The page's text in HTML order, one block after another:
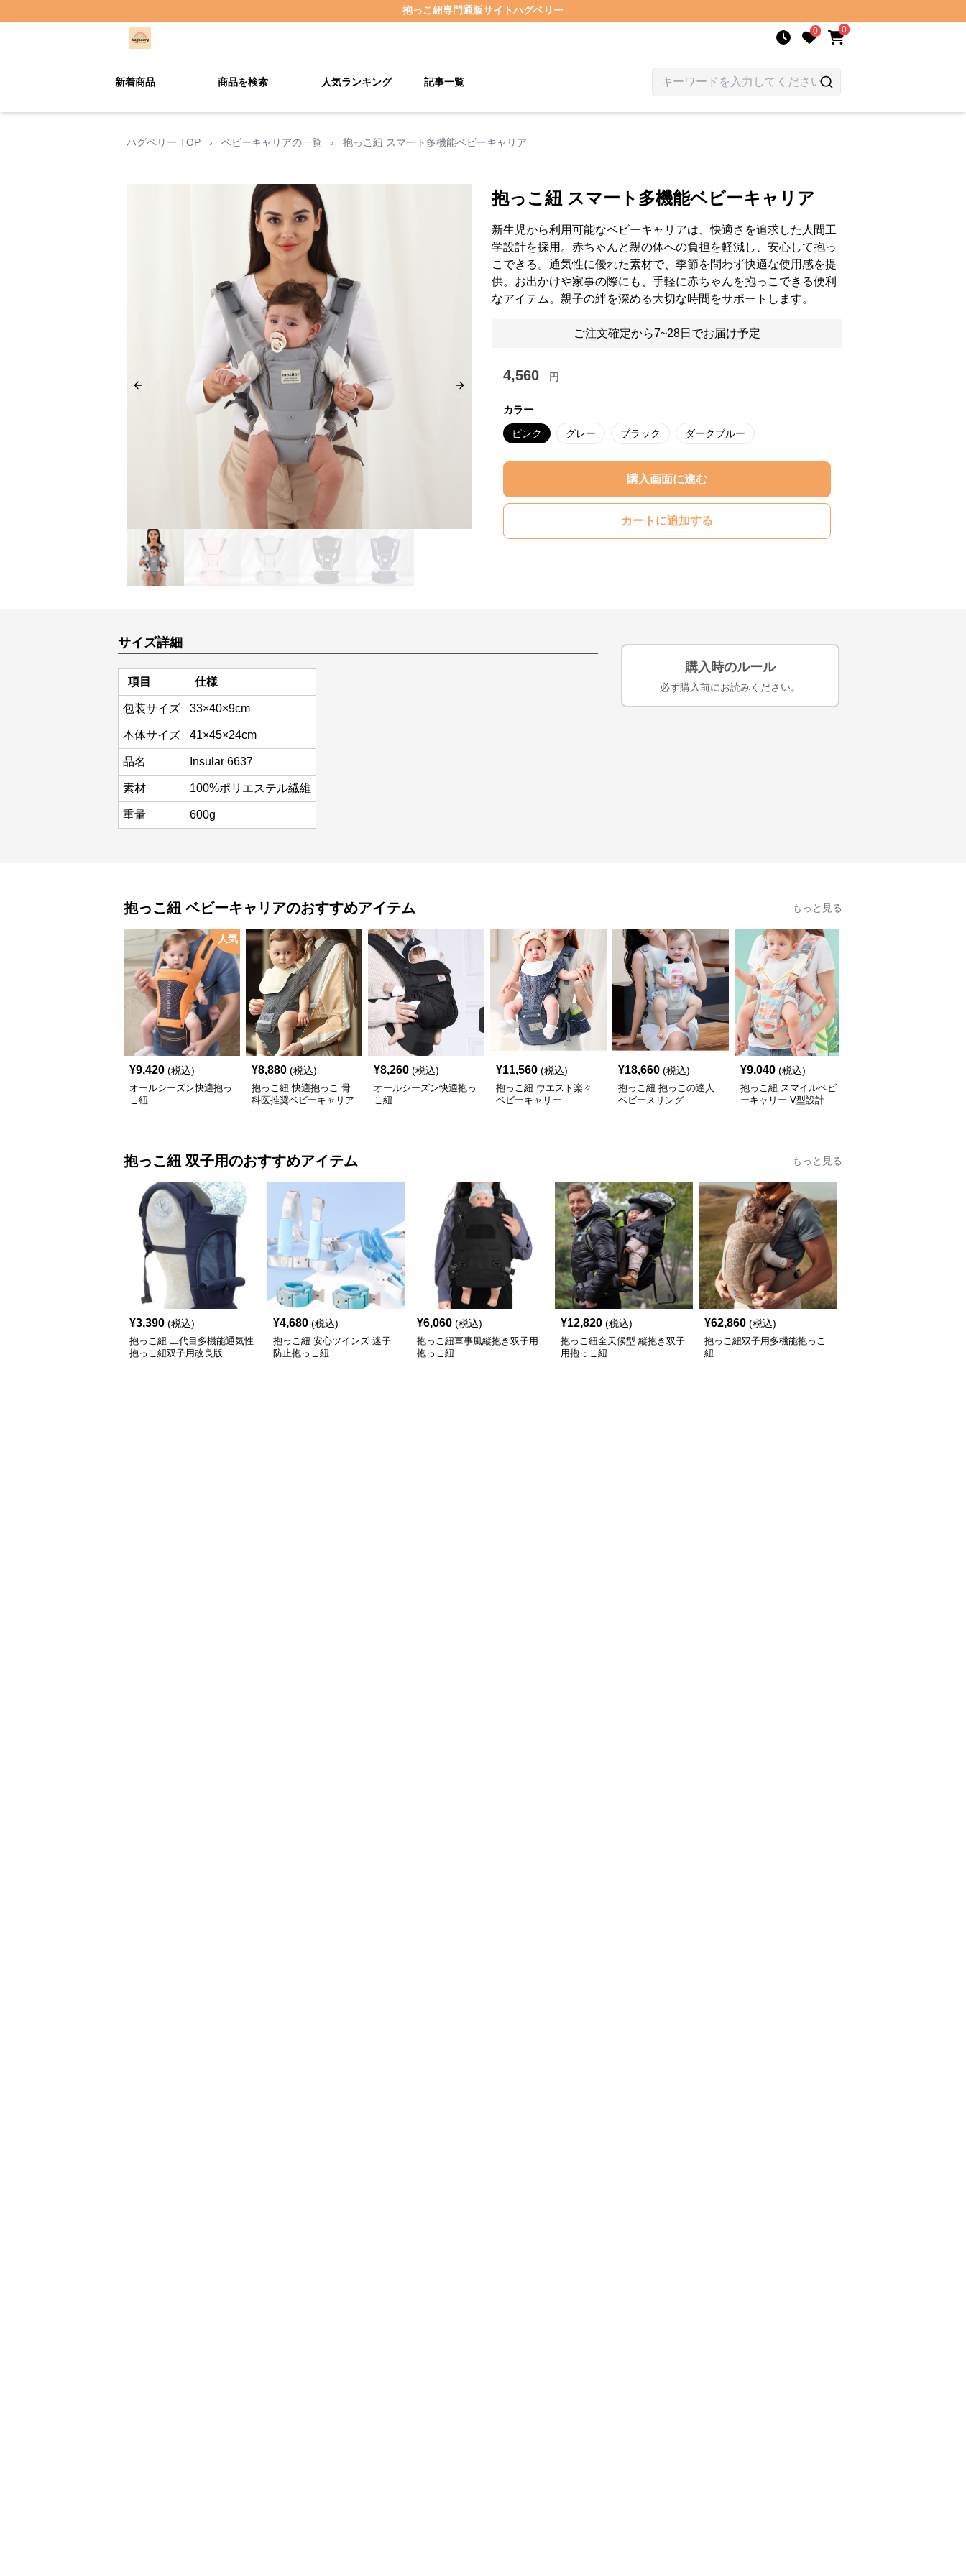
抱っこ紐専門通販サイトハグベリー
0 0
新着商品 商品を検索 人気ランキング 記事一覧
ハグベリー TOP › ベビーキャリアの一覧 › 抱っこ紐 スマート多機能ベビーキャリア
Previous slide Next slide
抱っこ紐 スマート多機能ベビーキャリア
新生児から利用可能なベビーキャリアは、快適さを追求した人間工
学設計を採用。赤ちゃんと親の体への負担を軽減し、安心して抱っ
こできる。通気性に優れた素材で、季節を問わず快適な使用感を提
供。お出かけや家事の際にも、手軽に赤ちゃんを抱っこできる便利
なアイテム。親子の絆を深める大切な時間をサポートします。
ご注文確定から7~28日でお届け予定
4,560 円
カラー
ピンク グレー ブラック ダークブルー
購入画面に進む
カートに追加する
サイズ詳細
項目 仕様
包装サイズ 33×40×9cm
本体サイズ 41×45×24cm
品名 Insular 6637
素材 100%ポリエステル繊維
重量 600g
購入時のルール
必ず購入前にお読みください。
抱っこ紐 ベビーキャリアのおすすめアイテム もっと見る
人気
¥9,420 (税込)
オールシーズン快適抱っ
こ紐
¥8,880 (税込)
抱っこ紐 快適抱っこ 骨
科医推奨ベビーキャリア
¥8,260 (税込)
オールシーズン快適抱っ
こ紐
¥11,560 (税込)
抱っこ紐 ウエスト楽々
ベビーキャリー
¥18,660 (税込)
抱っこ紐 抱っこの達人
ベビースリング
¥9,040 (税込)
抱っこ紐 スマイルベビ
ーキャリー V型設計
抱っこ紐 双子用のおすすめアイテム もっと見る
¥3,390 (税込)
抱っこ紐 二代目多機能通気性
抱っこ紐双子用改良版
¥4,680 (税込)
抱っこ紐 安心ツインズ 迷子
防止抱っこ紐
¥6,060 (税込)
抱っこ紐軍事風縦抱き双子用
抱っこ紐
¥12,820 (税込)
抱っこ紐全天候型 縦抱き双子
用抱っこ紐
¥62,860 (税込)
抱っこ紐双子用多機能抱っこ
紐